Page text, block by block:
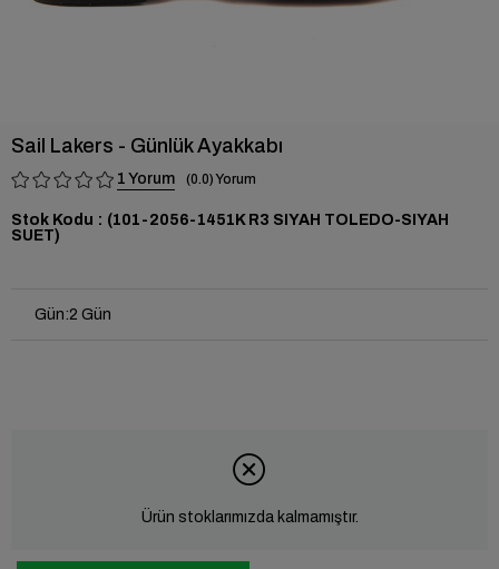
Sail Lakers - Günlük Ayakkabı
1 0.0
Stok Kodu
(101-2056-1451K R3 SIYAH TOLEDO-SIYAH
SUET)
Gün:2 Gün
Ürün stoklarımızda kalmamıştır.